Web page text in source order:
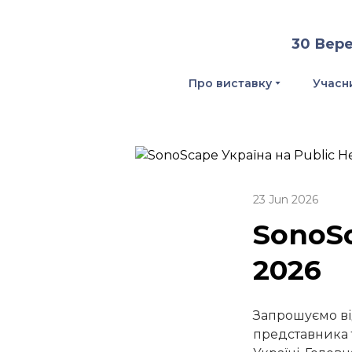
30
Про виставку
23 Jun 2026
2026
Запрошуємо
представника